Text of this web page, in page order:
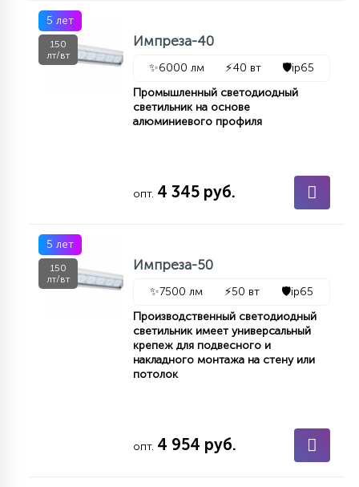
5 лет
150
лт/вт
Импреза-40
✨6000 лм ⚡40 вт 🛡️ip65
Промышленный светодиодный
светильник на основе
алюминиевого профиля
опт. 4 345 руб.
5 лет
150
лт/вт
Импреза-50
✨7500 лм ⚡50 вт 🛡️ip65
Производственный светодиодный
светильник имеет универсальный
крепеж для подвесного и
накладного монтажа на стену или
потолок
опт. 4 954 руб.